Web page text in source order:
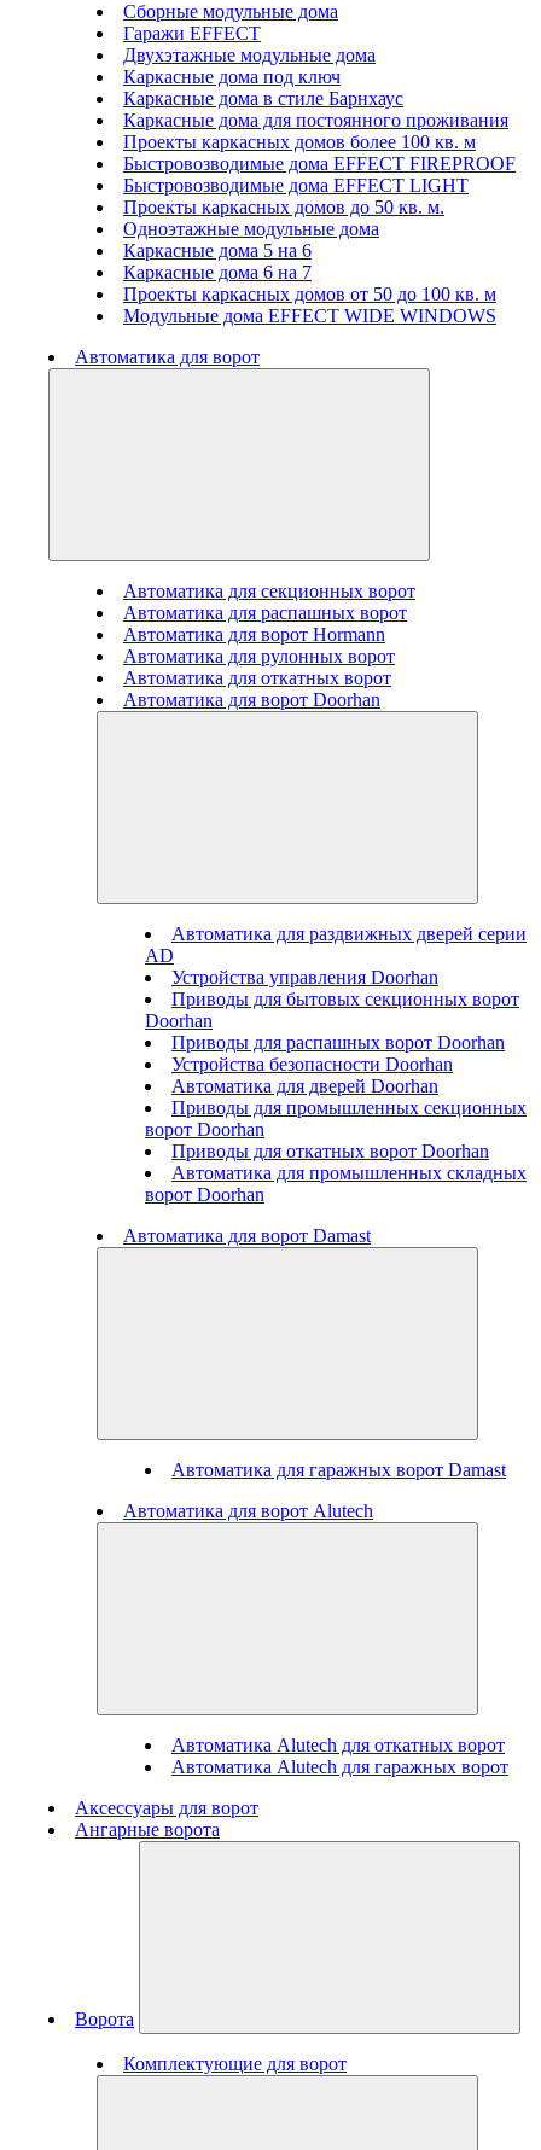
Сборные модульные дома
Гаражи EFFECT
Двухэтажные модульные дома
Каркасные дома под ключ
Каркасные дома в стиле Барнхаус
Каркасные дома для постоянного проживания
Проекты каркасных домов более 100 кв. м
Быстровозводимые дома EFFECT FIREPROOF
Быстровозводимые дома EFFECT LIGHT
Проекты каркасных домов до 50 кв. м.
Одноэтажные модульные дома
Каркасные дома 5 на 6
Каркасные дома 6 на 7
Проекты каркасных домов от 50 до 100 кв. м
Модульные дома EFFECT WIDE WINDOWS
Автоматика для ворот
Автоматика для секционных ворот
Автоматика для распашных ворот
Автоматика для ворот Hormann
Автоматика для рулонных ворот
Автоматика для откатных ворот
Автоматика для ворот Doorhan
Автоматика для раздвижных дверей серии
AD
Устройства управления Doorhan
Приводы для бытовых секционных ворот
Doorhan
Приводы для распашных ворот Doorhan
Устройства безопасности Doorhan
Автоматика для дверей Doorhan
Приводы для промышленных секционных
ворот Doorhan
Приводы для откатных ворот Doorhan
Автоматика для промышленных складных
ворот Doorhan
Автоматика для ворот Damast
Автоматика для гаражных ворот Damast
Автоматика для ворот Alutech
Автоматика Alutech для откатных ворот
Автоматика Alutech для гаражных ворот
Аксессуары для ворот
Ангарные ворота
Ворота
Комплектующие для ворот